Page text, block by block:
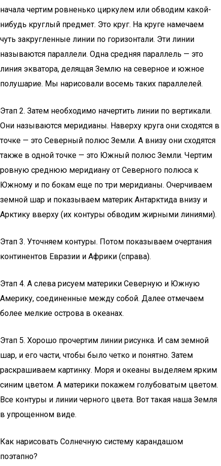
начала чертим ровненько циркулем или обводим какой-
нибудь круглый предмет. Это круг. На круге намечаем
чуть закругленные линии по горизонтали. Эти линии
называются параллели. Одна средняя параллель — это
линия экватора, делящая Землю на северное и южное
полушарие. Мы нарисовали восемь таких параллелей.
Этап 2. Затем необходимо начертить линии по вертикали.
Они называются меридианы. Наверху круга они сходятся в
точке — это Северный полюс Земли. А внизу они сходятся
также в одной точке — это Южный полюс Земли. Чертим
ровную среднюю меридиану от Северного полюса к
Южному и по бокам еще по три меридианы. Очерчиваем
земной шар и показываем материк Антарктида внизу и
Арктику вверху (их контуры обводим жирными линиями).
Этап 3. Уточняем контуры. Потом показываем очертания
континентов Евразии и Африки (справа).
Этап 4. А слева рисуем материки Северную и Южную
Америку, соединенные между собой. Далее отмечаем
более мелкие острова в океанах.
Этап 5. Хорошо прочертим линии рисунка. И сам земной
шар, и его части, чтобы было четко и понятно. Затем
раскрашиваем картинку. Моря и океаны выделяем ярким
синим цветом. А материки покажем голубоватым цветом.
Все контуры и линии черного цвета. Вот такая наша Земля
в упрощенном виде.
Как нарисовать Солнечную систему карандашом
поэтапно?